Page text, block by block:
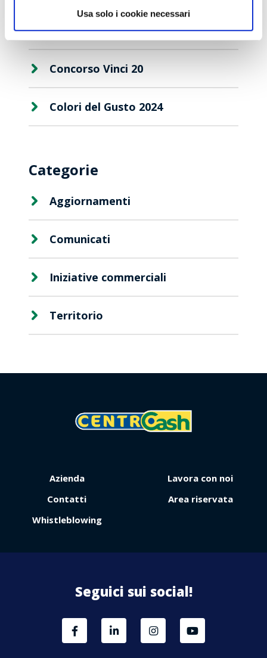
Usa solo i cookie necessari
Viaggio
Premio
Centro Cash celebra 20 anni
Concorso Vinci 20
Colori del Gusto 2024
Categorie
Aggiornamenti
Comunicati
Iniziative commerciali
Territorio
Azienda
Lavora con noi
Contatti
Area riservata
Whistleblowing
Seguici sui social!